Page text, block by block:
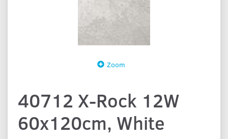
Zoom
40712 X-Rock 12W
60x120cm, White